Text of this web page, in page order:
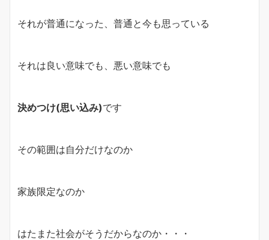
それが普通になった、普通と今も思っている
それは良い意味でも、悪い意味でも
決めつけ(思い込み)です
その範囲は自分だけなのか
家族限定なのか
はたまた社会がそうだからなのか・・・